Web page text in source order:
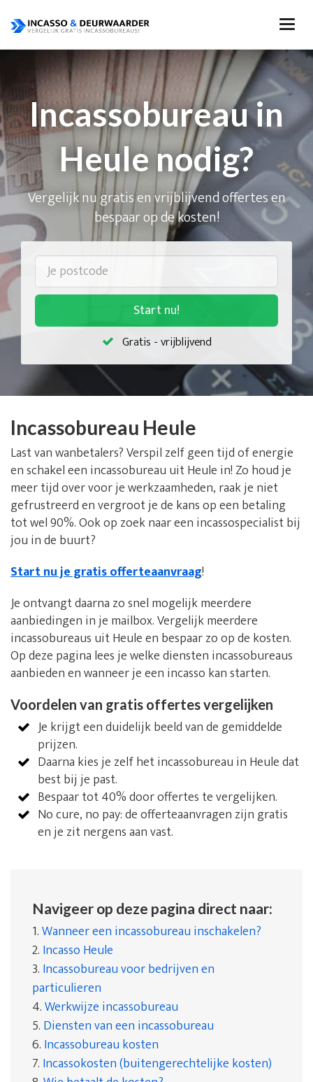
Incassobureau in
Heule nodig?
Vergelijk nu gratis en vrijblijvend offertes en
bespaar op de kosten!
Start nu!
Gratis - vrijblijvend
Incassobureau Heule
Last van wanbetalers? Verspil zelf geen tijd of energie
en schakel een incassobureau uit Heule in! Zo houd je
meer tijd over voor je werkzaamheden, raak je niet
gefrustreerd en vergroot je de kans op een betaling
tot wel 90%. Ook op zoek naar een incassospecialist bij
jou in de buurt?
Start nu je gratis offerteaanvraag!
Je ontvangt daarna zo snel mogelijk meerdere
aanbiedingen in je mailbox. Vergelijk meerdere
incassobureaus uit Heule en bespaar zo op de kosten.
Op deze pagina lees je welke diensten incassobureaus
aanbieden en wanneer je een incasso kan starten.
Voordelen van gratis offertes vergelijken
Je krijgt een duidelijk beeld van de gemiddelde
prijzen.
Daarna kies je zelf het incassobureau in Heule dat
best bij je past.
Bespaar tot 40% door offertes te vergelijken.
No cure, no pay: de offerteaanvragen zijn gratis
en je zit nergens aan vast.
Navigeer op deze pagina direct naar:
1.Wanneer een incassobureau inschakelen?
2. Incasso Heule
3. Incassobureau voor bedrijven en
particulieren
4.Werkwijze incassobureau
5. Diensten van een incassobureau
6. Incassobureau kosten
7. Incassokosten (buitengerechtelijke kosten)